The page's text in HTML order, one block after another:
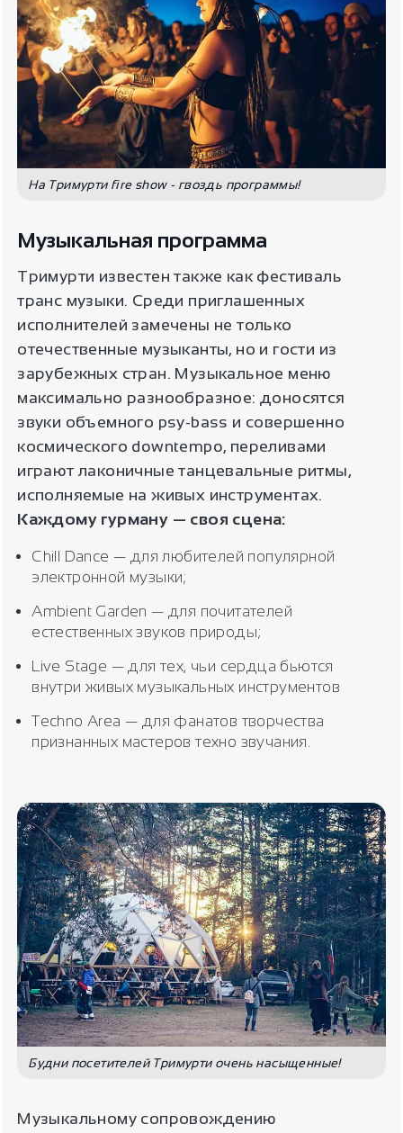
На Тримурти fire show - гвоздь программы!
Музыкальная программа
Тримурти известен также как фестиваль
транс музыки. Среди приглашенных
исполнителей замечены не только
отечественные музыканты, но и гости из
зарубежных стран. Музыкальное меню
максимально разнообразное: доносятся
звуки объемного psy-bass и совершенно
космического downtempo, переливами
играют лаконичные танцевальные ритмы,
исполняемые на живых инструментах.
Каждому гурману — своя сцена:
Chill Dance — для любителей популярной
электронной музыки;
Ambient Garden — для почитателей
естественных звуков природы;
Live Stage — для тех, чьи сердца бьются
внутри живых музыкальных инструментов
Techno Area — для фанатов творчества
признанных мастеров техно звучания.
Будни посетителей Тримурти очень насыщенные!
Музыкальному сопровождению